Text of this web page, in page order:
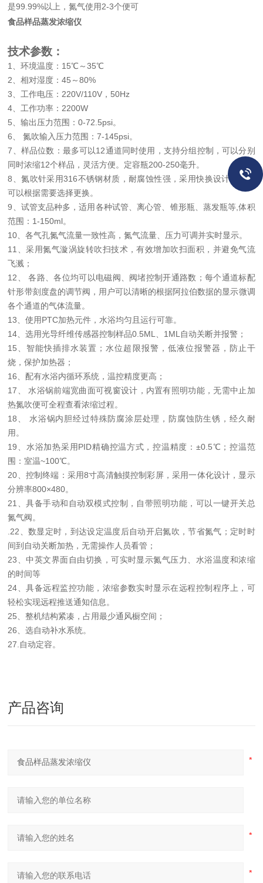
是99.99%以上，氮气使用2-3个便可
食品样品蒸发浓缩仪
技术参数：
1 、环境温度： 15℃ ～35℃
2 、相对湿度：45 ～80%
3
工作电压： 220V/110V ， 50Hz
4
工作功率： 2200W
5 、输出压力范围：0-72.5psi。
6
氮吹输入压力范围：7-145psi。
7
样品位数：最多可以12通道同时使用，支持分组控制，可以分别
同时浓缩12个样品，灵活方便。 定容瓶200-250毫升。
8 、氮吹针采用316不锈钢材质，耐腐蚀性强，采用快换设计，用户
可以根据需要选择更换。
9
试管支品种多，适用各种试管、离心管、锥形瓶、蒸发瓶等 ,体积
范围： 1-150ml。
10 、各气孔氮气流量一致性高，氮气流量、压力可调并实时显示。
11
、采用氮气漩涡旋转吹扫技术，有效增加吹扫面积，并避免气流
飞溅；
12
各路、各位均可以电磁阀、阀堵控制开通路数； 每个通道标配
针形带刻度盘的调节阀， 用户可以清晰的根据阿拉伯数据的显示微调
各个通道的气体流量。
13 、使用PTC加热元件，水浴均匀且运行可靠。
14 、选用光导纤维传感器控制样品0.5ML 1ML 自动关断并报警；
15
智能快插排水装置；水位超限报警，低液位报警器，防止干
烧，保护加热器；
16 、配有水浴内循环系统，温控精度更高；
17
水浴锅前端宽曲面可视窗设计，内置有照明功能，无需中止加
热氮吹便可全程查看浓缩过程。
18
水浴锅内胆经过特殊防腐涂层处理，防腐蚀防生锈，经久耐
用 。
19
水浴加热采用PID精确控温方式，控温精度： ±0. 5℃ ；控温范
围：室温~100℃。
20
控制终端：采用8寸高清触摸控制彩屏，采用一体化设计，显示
分辨率800×480。
21
、具备手动和自动双模式控制，自带照明功能，可以一键开关总
氮气阀。
22 、数显定时，到达设定温度后自动开启氮吹，节省氮气；定时时
间到自动关断加热，无需操作人员看管；
23 、中英文界面自由切换，可实时显示氮气压力、水浴温度和浓缩
的时间等
24 、具备远程监控功能，浓缩参数实时显示在远程控制程序上，可
轻松实现远程推送通知信息。
25 、整机结构紧凑，占用最少通风橱空间；
26 、选自动补水系统。
27. 自动定容。
产品咨询